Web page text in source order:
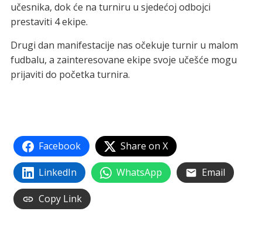
učesnika, dok će na turniru u sjedećoj odbojci
prestaviti 4 ekipe.
Drugi dan manifestacije nas očekuje turnir u malom
fudbalu, a zainteresovane ekipe svoje učešće mogu
prijaviti do početka turnira.
Facebook Share on X
LinkedIn WhatsApp Email
Copy Link